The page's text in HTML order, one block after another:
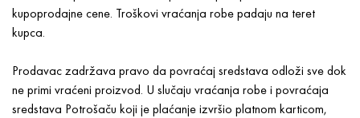
kupoprodajne cene. Troškovi vraćanja robe padaju na teret
kupca.
Prodavac zadržava pravo da povraćaj sredstava odloži sve dok
ne primi vraćeni proizvod. U slučaju vraćanja robe i povraćaja
sredstava Potrošaču koji je plaćanje izvršio platnom karticom,